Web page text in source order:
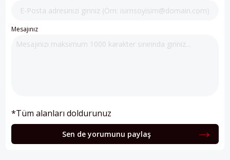
Mesajınız
*Tüm alanları doldurunuz
Sen de yorumunu paylaş